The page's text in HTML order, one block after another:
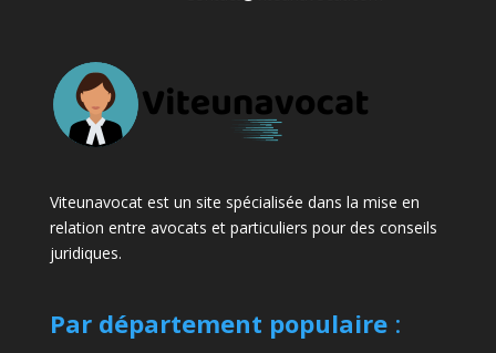
Viteunavocat est un site spécialisée dans la mise en
relation entre avocats et particuliers pour des conseils
juridiques.
Par département populaire: